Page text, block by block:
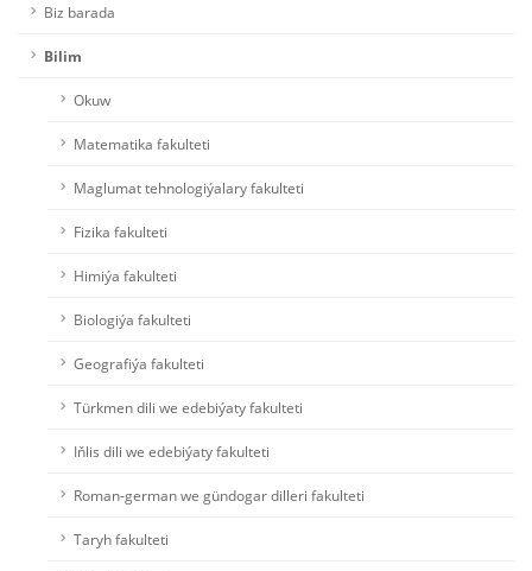
Biz barada
Bilim
Okuw
Matematika fakulteti
Maglumat tehnologiýalary fakulteti
Fizika fakulteti
Himiýa fakulteti
Biologiýa fakulteti
Geografiýa fakulteti
Türkmen dili we edebiýaty fakulteti
Iňlis dili we edebiýaty fakulteti
Roman-german we gündogar dilleri fakulteti
Taryh fakulteti